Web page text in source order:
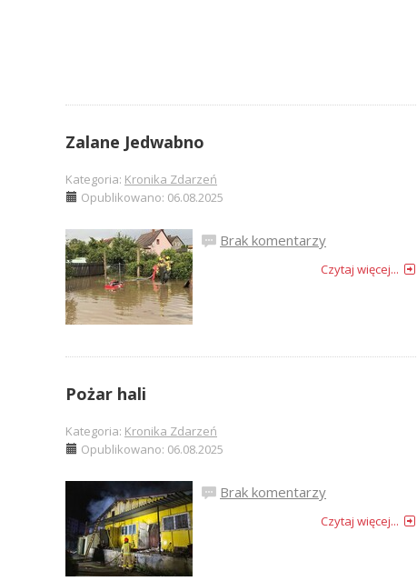
Zalane Jedwabno
Kategoria: Kronika Zdarzeń
Opublikowano: 06.08.2025
Brak komentarzy
Czytaj więcej...
Pożar hali
Kategoria: Kronika Zdarzeń
Opublikowano: 06.08.2025
Brak komentarzy
Czytaj więcej...